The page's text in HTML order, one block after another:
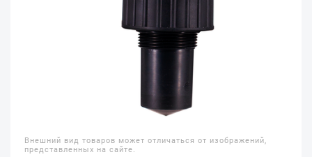
Внешний вид товаров может отличаться от изображений,
представленных на сайте.